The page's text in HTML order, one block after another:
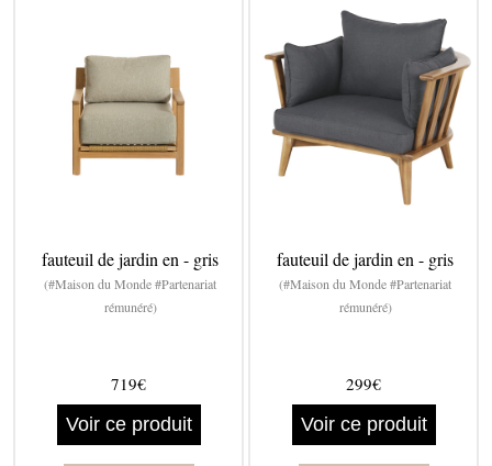
fauteuil de jardin en - gris
(#Maison du Monde #Partenariat
rémunéré)
719€
Voir ce produit
fauteuil de jardin en - gris
(#Maison du Monde #Partenariat
rémunéré)
299€
Voir ce produit